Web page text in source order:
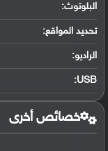
البلوتوث:
تحديد المواقع:
الراديو:
USB
:
خصائص أخرى